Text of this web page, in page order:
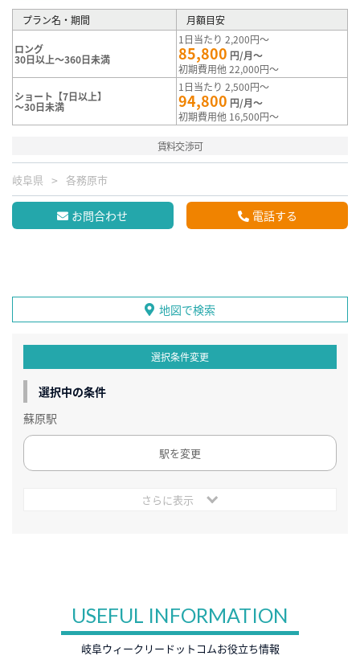
プラン名・期間 月額目安
ロング
30日以上～360日未満
1日当たり 2,200円～
85,800 円/月～
初期費用他 22,000円～
ショート【7日以上】
～30日未満
1日当たり 2,500円～
94,800 円/月～
初期費用他 16,500円～
賃料交渉可
岐阜県 各務原市
お問合わせ 電話する
地図で検索
選択条件変更
選択中の条件
蘇原駅
駅を変更
さらに表示
USEFUL INFORMATION
岐阜ウィークリードットコムお役立ち情報